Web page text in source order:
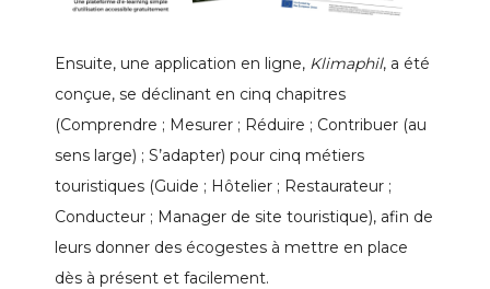
Ensuite, une application en ligne, Klimaphil, a été
conçue, se déclinant en cinq chapitres
(Comprendre ; Mesurer ; Réduire ; Contribuer (au
sens large) ; S’adapter) pour cinq métiers
touristiques (Guide ; Hôtelier ; Restaurateur ;
Conducteur ; Manager de site touristique), afin de
leurs donner des écogestes à mettre en place
dès à présent et facilement.